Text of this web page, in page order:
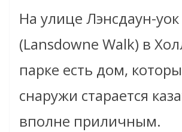
На улице Лэнсдаун-уок
(Lansdowne Walk) в
парке есть дом,
снаружи старается
вполне приличным.